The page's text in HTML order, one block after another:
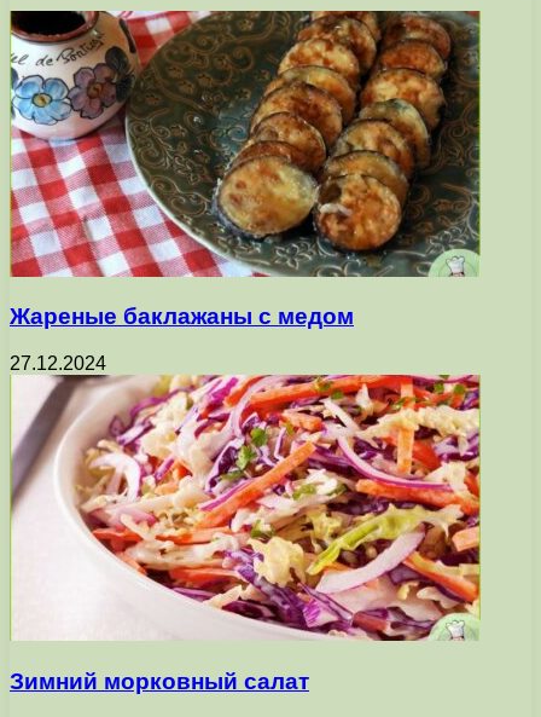
Жареные баклажаны с медом
27.12.2024
Зимний морковный салат